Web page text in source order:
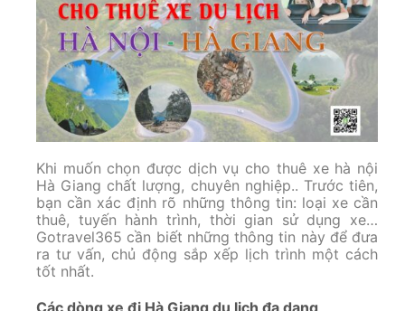
Khi muốn chọn được dịch vụ cho thuê xe hà nội
Hà Giang chất lượng, chuyên nghiệp.. Trước tiên,
bạn cần xác định rõ những thông tin: loại xe cần
thuê, tuyến hành trình, thời gian sử dụng xe…
Gotravel365 cần biết những thông tin này để đưa
ra tư vấn, chủ động sắp xếp lịch trình một cách
tốt nhất.